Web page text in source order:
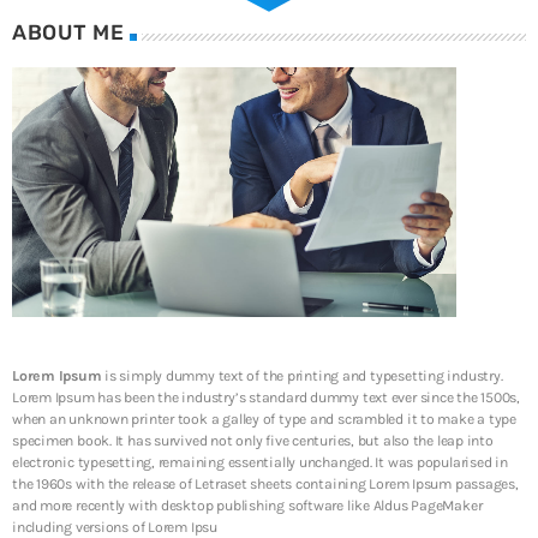
INFRAESTRUCTURA DE TI
ADMGRUPOBEIT
20 años de historia juntos
WEEK NEWS
Enfriamiento Inteligente: eficiencia energética y
sostenibilidad para operaciones resilientes
10 JULIO, 2026
10 JULIO, 2026
SIEM: inteligencia que transforma la ciberseguridad
en continuidad operativa
3 JUNIO, 2026
ABOUT ME
Lorem Ipsum is simply dummy text of the printing and typesetting industry.
Lorem Ipsum has been the industry’s standard dummy text ever since the 1500s,
when an unknown printer took a galley of type and scrambled it to make a type
specimen book. It has survived not only five centuries, but also the leap into
electronic typesetting, remaining essentially unchanged. It was popularised in
the 1960s with the release of Letraset sheets containing Lorem Ipsum passages,
and more recently with desktop publishing software like Aldus PageMaker
including versions of Lorem Ipsu